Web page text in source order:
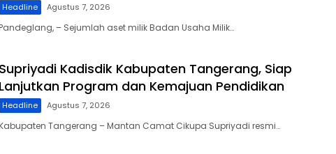
Headline Agustus 7, 2026
– Sejumlah aset milik Badan Usaha Milik…
Supriyadi Kadisdik Kabupaten Tangerang, Siap
Lanjutkan Program dan Kemajuan Pendidikan
Headline Agustus 7, 2026
Tangerang – Mantan Camat Cikupa Supriyadi resmi…